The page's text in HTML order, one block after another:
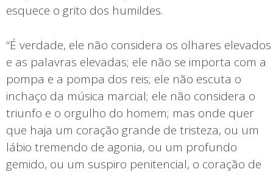
esquece o grito dos humildes.
“É verdade, ele não considera os olhares elevados
e as palavras elevadas; ele não se importa com a
pompa e a pompa dos reis; ele não escuta o
inchaço da música marcial; ele não considera o
triunfo e o orgulho do homem; mas onde quer
que haja um coração grande de tristeza, ou um
lábio tremendo de agonia, ou um profundo
gemido, ou um suspiro penitencial, o coração de